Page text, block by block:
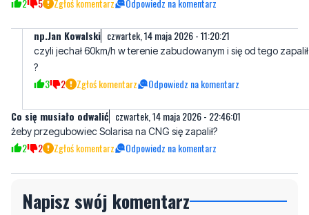
2 5 Zgłoś komentarz Odpowiedz na komentarz
np.Jan Kowalski czwartek, 14 maja 2026 - 11:20:21
czyli jechał 60km/h w terenie zabudowanym i się od tego zapalił
?
3 2 Zgłoś komentarz Odpowiedz na komentarz
Co się musiało odwalić czwartek, 14 maja 2026 - 22:46:01
żeby przegubowiec Solarisa na CNG się zapalił?
2 2 Zgłoś komentarz Odpowiedz na komentarz
Napisz swój komentarz